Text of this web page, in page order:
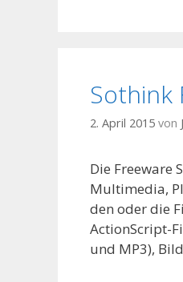
Sothink
2. April 2015 von
Die Freeware
Multimedia,
den oder die
ActionScript-
und MP3),